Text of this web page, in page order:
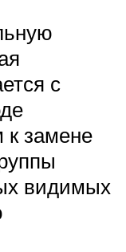
с
к замене
видимых